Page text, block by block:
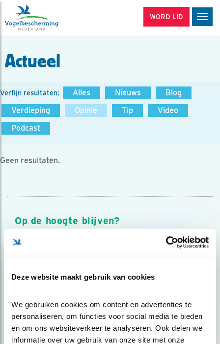
Deze website maakt gebruik van cookies
We gebruiken cookies om content en advertenties te
personaliseren, om functies voor social media te bieden
en om ons websiteverkeer te analyseren. Ook delen we
informatie over uw gebruik van onze site met onze
WORD LID
Actueel
Verfijn resultaten: Alles Nieuws
Blog
Verdieping
Opinie Tip
Video
Podcast
Geen resultaten.
Op de hoogte blijven?
Meld je aan en ontvang nieuws, inspiratie, acties en tips
over vogels en activiteiten van Vogelbescherming.